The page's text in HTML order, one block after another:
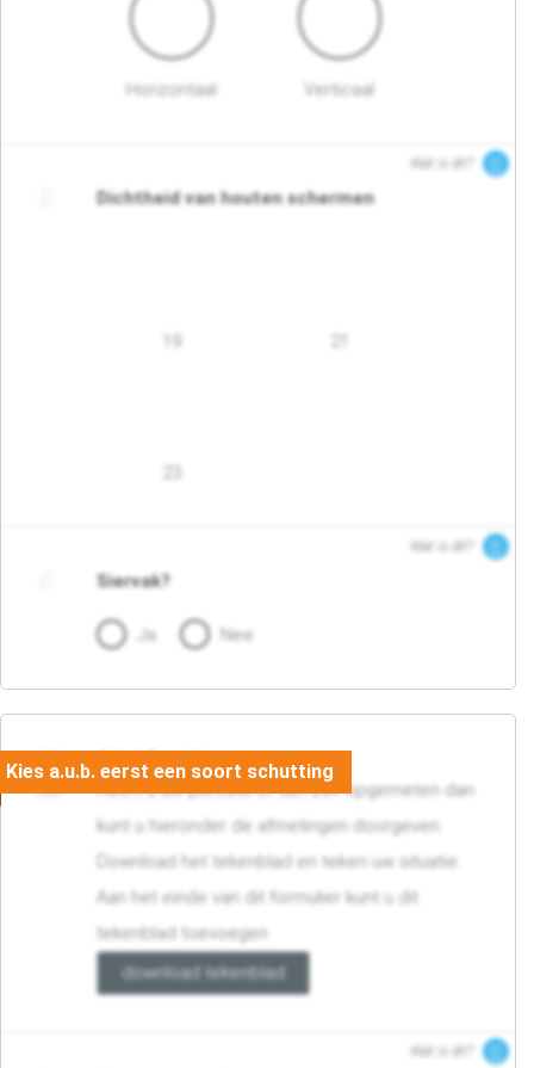
Horizontaal Verticaal
Wat is dit?
Dichtheid van houten schermen
Wat is dit?
Siervak?
Ja Nee
04. Afmetingen
Heeft u uw perceel of tuin zelf opgemeten dan
kunt u hieronder de afmetingen doorgeven.
Download het tekenblad en teken uw situatie.
Aan het einde van dit formulier kunt u dit
tekenblad toevoegen
download tekenblad
Wat is dit?